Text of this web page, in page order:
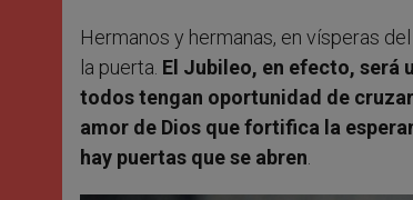
Hermanos y hermanas, en vísperas
la puerta. El Jubileo, en efecto, será
todos tengan oportunidad de
amor de Dios que fortifica la
hay puertas que se abren